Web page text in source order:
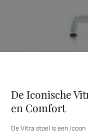
De Iconische
en Comfort
De Vitra stoel is een